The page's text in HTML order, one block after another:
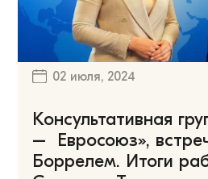
02 июля, 2024
Консультативная
– Евросоюз»,
Боррелем. Итоги